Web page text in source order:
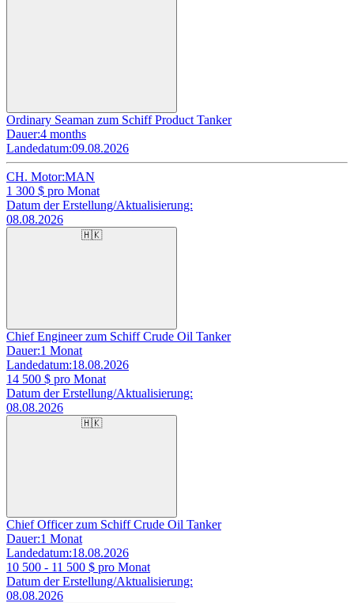
Ordinary Seaman zum Schiff Product Tanker
Dauer:4 months
Landedatum:09.08.2026
CH. Motor:MAN
1 300 $ pro Monat
Datum der Erstellung/Aktualisierung:
08.08.2026
🇭🇰
Chief Engineer zum Schiff Crude Oil Tanker
Dauer:1 Monat
Landedatum:18.08.2026
14 500 $ pro Monat
Datum der Erstellung/Aktualisierung:
08.08.2026
🇭🇰
Chief Officer zum Schiff Crude Oil Tanker
Dauer:1 Monat
Landedatum:18.08.2026
10 500 - 11 500 $ pro Monat
Datum der Erstellung/Aktualisierung:
08.08.2026